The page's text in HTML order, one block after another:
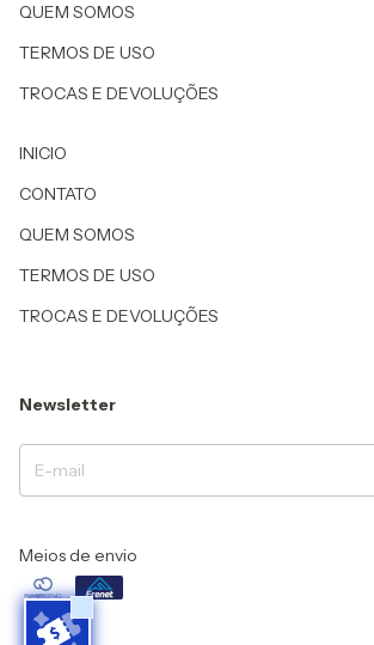
QUEM SOMOS
TERMOS DE USO
TROCAS E DEVOLUÇÕES
INICIO
CONTATO
QUEM SOMOS
TERMOS DE USO
TROCAS E DEVOLUÇÕES
Newsletter
Meios de envio